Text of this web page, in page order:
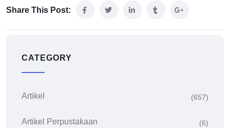
Share This Post:
CATEGORY
Artikel (657)
Artikel Perpustakaan (6)